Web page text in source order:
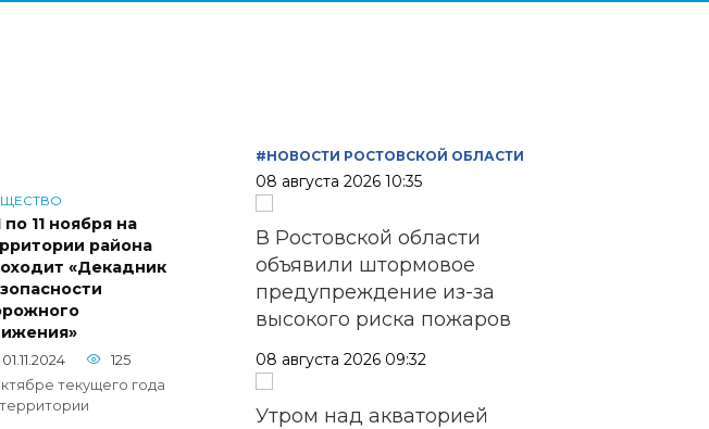
по 11 ноября на
района
«Декадник
01.11.2024
125
текущего года
#НОВОСТИ РОСТОВСКОЙ ОБЛАСТИ
08 августа 2026 10:35
В Ростовской области
объявили штормовое
предупреждение из-за
высокого риска пожаров
08 августа 2026 09:32
Утром над акваторией